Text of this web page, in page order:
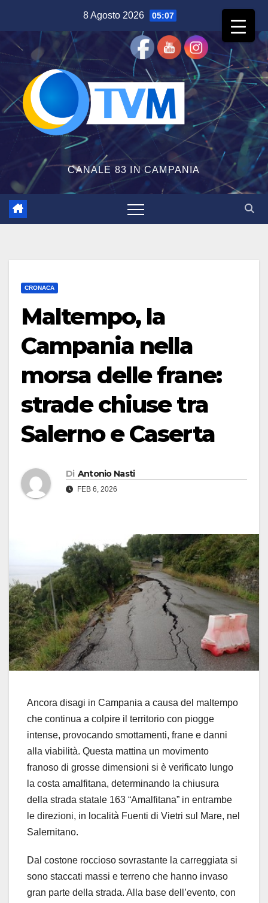
contenuto
8 Agosto 2026 05:07
CANALE 83 IN CAMPANIA
CRONACA
Maltempo, la
Campania nella
morsa delle frane:
strade chiuse tra
Salerno e Caserta
Di Antonio Nasti
FEB 6, 2026
Ancora disagi in Campania a causa del maltempo
che continua a colpire il territorio con piogge
intense, provocando smottamenti, frane e danni
alla viabilità. Questa mattina un movimento
franoso di grosse dimensioni si è verificato lungo
la costa amalfitana, determinando la chiusura
della strada statale 163 “Amalfitana” in entrambe
le direzioni, in località Fuenti di Vietri sul Mare, nel
Salernitano.
Dal costone roccioso sovrastante la carreggiata si
sono staccati massi e terreno che hanno invaso
gran parte della strada. Alla base dell’evento, con